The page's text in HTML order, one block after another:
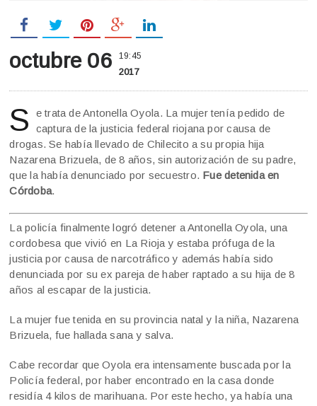
octubre 06 19:45
2017
S
e trata de Antonella Oyola. La mujer tenía pedido de
captura de la justicia federal riojana por causa de
drogas. Se había llevado de Chilecito a su propia hija
Nazarena Brizuela, de 8 años, sin autorización de su padre,
que la había denunciado por secuestro. Fue detenida en
Córdoba.
La policía finalmente logró detener a Antonella Oyola, una
cordobesa que vivió en La Rioja y estaba prófuga de la
justicia por causa de narcotráfico y además había sido
denunciada por su ex pareja de haber raptado a su hija de 8
años al escapar de la justicia.
La mujer fue tenida en su provincia natal y la niña, Nazarena
Brizuela, fue hallada sana y salva.
Cabe recordar que Oyola era intensamente buscada por la
Policía federal, por haber encontrado en la casa donde
residía 4 kilos de marihuana. Por este hecho, ya había una